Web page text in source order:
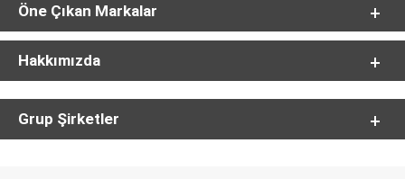
Öne Çıkan Markalar
Hakkımızda
Grup Şirketler